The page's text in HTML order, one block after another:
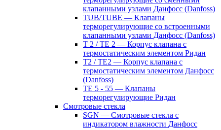
клапанными узлами Данфосс (Danfoss)
TUB/TUBE — Клапаны
терморегулирующие со встроенными
клапанными узлами Данфосс (Danfoss)
T 2 / TE 2 — Корпус клапана с
термостатическим элементом Ридан
T2 / TE2 — Корпус клапана с
термостатическим элементом Данфосс
(Danfoss)
TE 5 - 55 — Клапаны
терморегулирующие Ридан
Смотровые стекла
SGN — Смотровые стекла с
индикатором влажности Данфосс